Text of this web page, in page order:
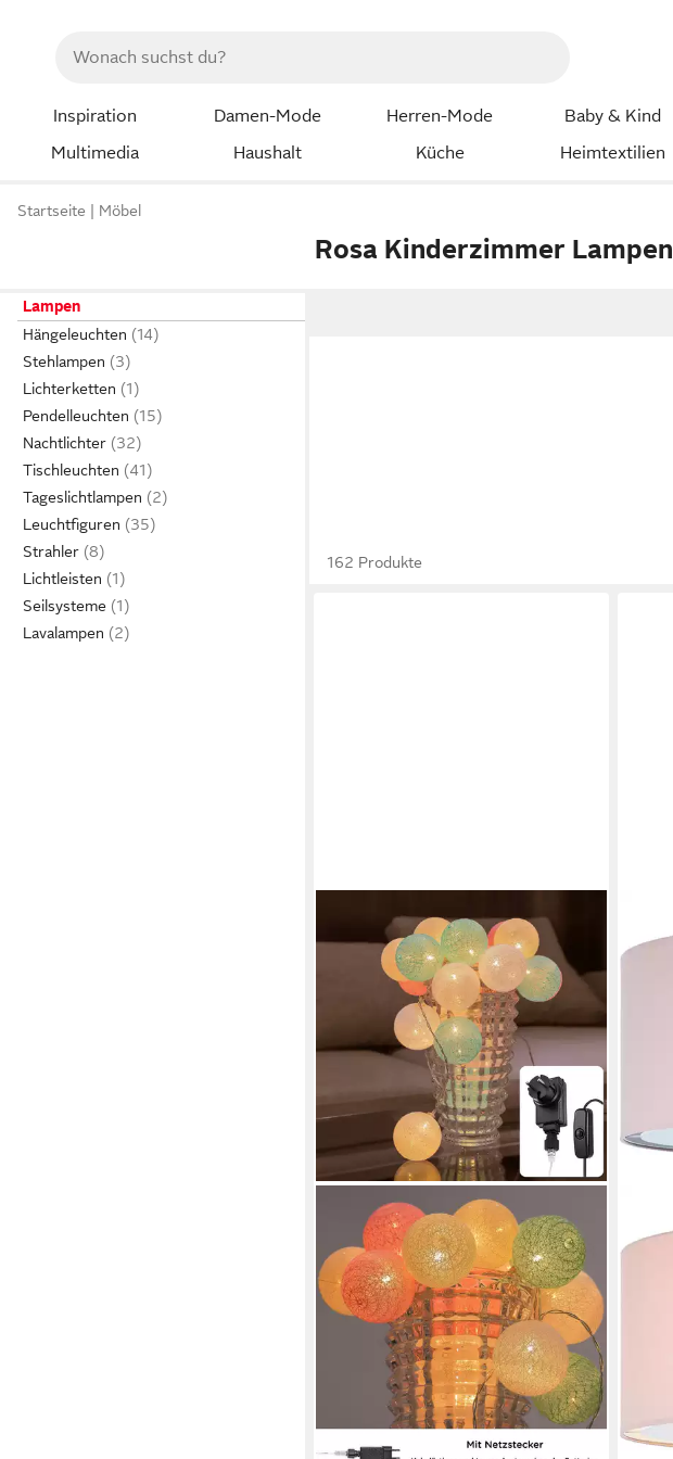
Inspiration Damen-Mode Herren-Mode Baby & Kind
Multimedia
Haushalt Küche Heimtextilien
Startseite Möbel
Rosa Kinderzimmer Lampen
Lampen
Hängeleuchten
Stehlampen
Lichterketten
Pendelleuchten
Nachtlichter
Tischleuchten
Tageslichtlampen
Leuchtfiguren
Strahler
Lichtleisten
Seilsysteme
Lavalampen
162 Produkte